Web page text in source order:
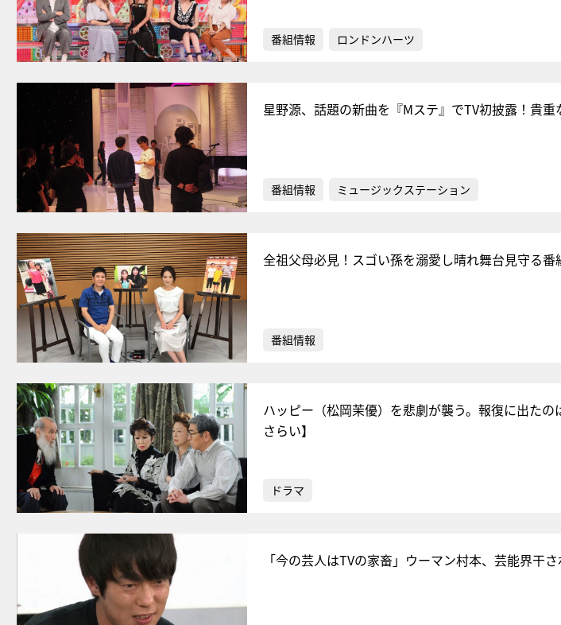
番組情報 ロンドンハーツ
星野源、話題の新曲を『Mステ』でTV初披露！貴重
番組情報 ミュージックステーション
全祖父母必見！スゴい孫を溺愛し晴れ舞台見守る
番組情報
ハッピー（松岡茉優）を悲劇が襲う。報復に出た
さらい】
ドラマ
「今の芸人はTVの家畜」ウーマン村本、芸能界干